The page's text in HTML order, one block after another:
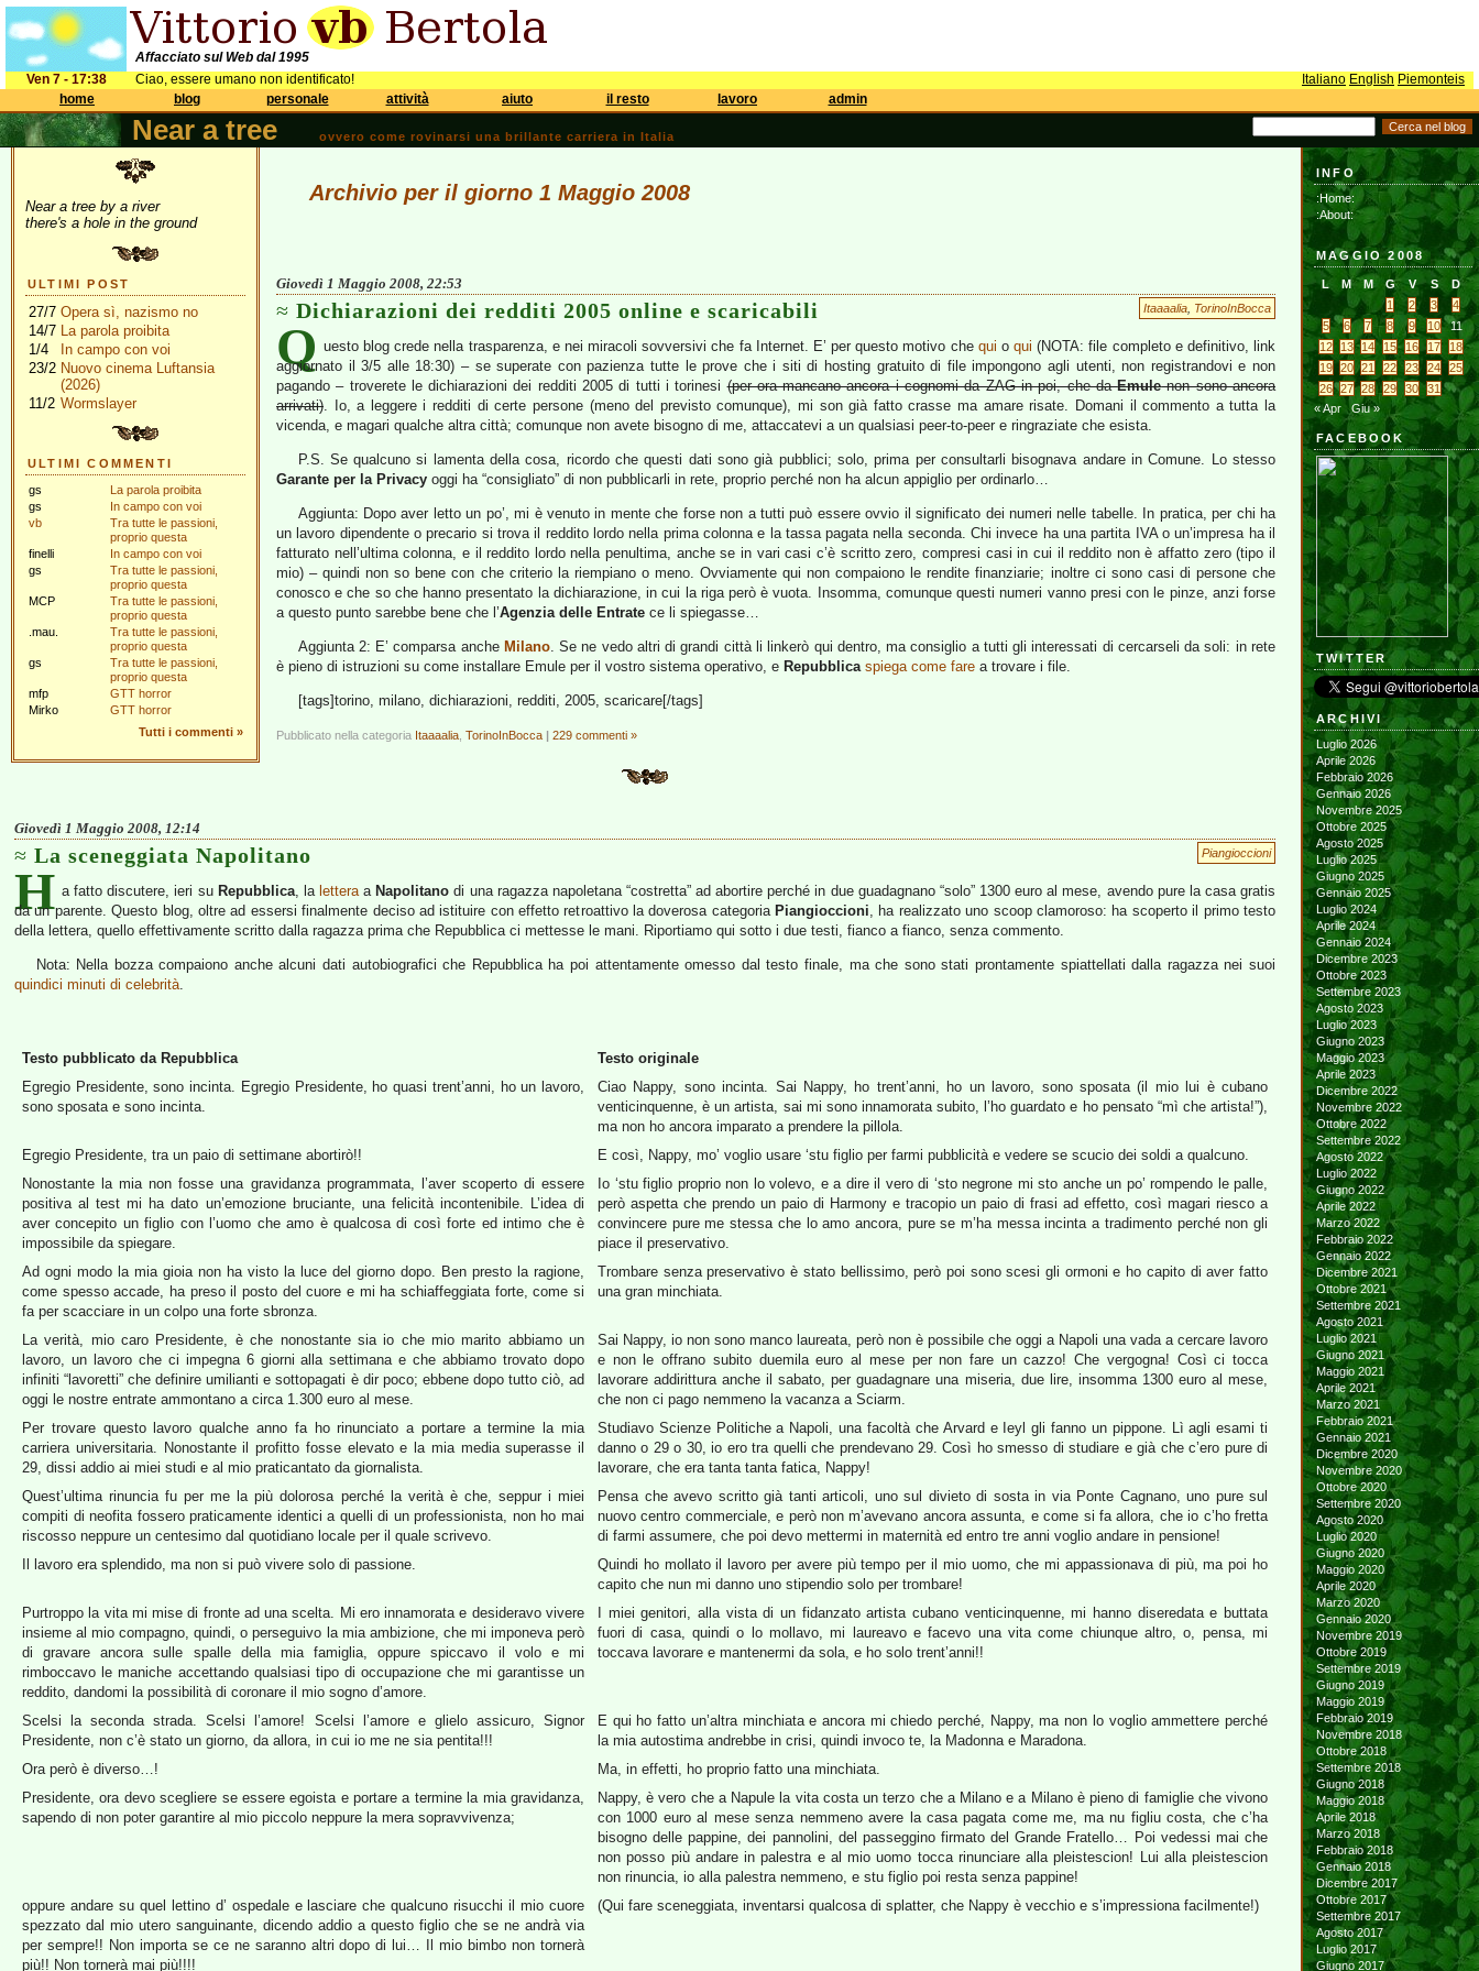
Affacciato sul Web dal 1995
Ven 7 - 17:38
Ciao, essere umano non identificato! Italiano English Piemonteis
home
blog personale attività aiuto il resto lavoro admin
Near a tree ovvero come rovinarsi una brillante carriera in Italia
Near a tree by a river
there's a hole in the ground
ULTIMI POST
27/7 Opera sì, nazismo no
14/7 La parola proibita
1/4
In campo con voi
23/2 Nuovo cinema Luftansia
(2026)
11/2 Wormslayer
ULTIMI COMMENTI
gs
La parola proibita
gs
In campo con voi
vb
Tra tutte le passioni,
proprio questa
finelli
In campo con voi
gs
Tra tutte le passioni,
proprio questa
MCP
Tra tutte le passioni,
proprio questa
.mau.
Tra tutte le passioni,
proprio questa
gs
Tra tutte le passioni,
proprio questa
mfp
GTT horror
Mirko
GTT horror
Tutti i commenti »
Archivio per il giorno 1 Maggio 2008
Giovedì 1 Maggio 2008, 22:53
Itaaaalia TorinoInBocca
Dichiarazioni dei redditi 2005 online e scaricabili
Q uesto blog crede nella trasparenza, e nei miracoli sovversivi che fa Internet. E’ per questo motivo che qui oqui (NOTA: file completo e definitivo, link
aggiornato il 3/5 alle 18:30) – se superate con pazienza tutte le prove che i siti di hosting gratuito di file impongono agli utenti, non registrandovi e non
pagando – troverete le dichiarazioni dei redditi 2005 di tutti i torinesi(per ora mancano ancora i cognomi da ZAG in poi, che daEmulenon sono ancora
arrivati). Io, a leggere i redditi di certe persone (meno del previsto comunque), mi son già fatto crasse ma amare risate. Domani il commento a tutta la
vicenda, e magari qualche altra città; comunque non avete bisogno di me, attaccatevi a un qualsiasi peer-to-peer e ringraziate che esista.
P.S. Se qualcuno si lamenta della cosa, ricordo che questi dati sono già pubblici; solo, prima per consultarli bisognava andare in Comune. Lo stesso
Garante per la Privacy oggi ha “consigliato” di non pubblicarli in rete, proprio perché non ha alcun appiglio per ordinarlo…
Aggiunta: Dopo aver letto un po’, mi è venuto in mente che forse non a tutti può essere ovvio il significato dei numeri nelle tabelle. In pratica, per chi ha
un lavoro dipendente o precario si trova il reddito lordo nella prima colonna e la tassa pagata nella seconda. Chi invece ha una partita IVA o un’impresa ha il
fatturato nell’ultima colonna, e il reddito lordo nella penultima, anche se in vari casi c’è scritto zero, compresi casi in cui il reddito non è affatto zero (tipo il
mio) – quindi non so bene con che criterio la riempiano o meno. Ovviamente qui non compaiono le rendite finanziarie; inoltre ci sono casi di persone che
conosco e che so che hanno presentato la dichiarazione, in cui la riga però è vuota. Insomma, comunque questi numeri vanno presi con le pinze, anzi forse
a questo punto sarebbe bene che l’Agenzia delle Entrate ce li spiegasse…
Aggiunta 2: E’ comparsa anche Milano. Se ne vedo altri di grandi città li linkerò qui dentro, ma consiglio a tutti gli interessati di cercarseli da soli: in rete
è pieno di istruzioni su come installare Emule per il vostro sistema operativo, e Repubblica spiega come fare a trovare i file.
[tags]torino, milano, dichiarazioni, redditi, 2005, scaricare[/tags]
Pubblicato nella categoria Itaaaalia TorinoInBocca | 229 commenti »
Giovedì 1 Maggio 2008, 12:14
Piangioccioni
La sceneggiata Napolitano
H a fatto discutere, ieri su Repubblica, la letteraa Napolitano di una ragazza napoletana “costretta” ad abortire perché in due guadagnano “solo” 1300 euro al mese, avendo pure la casa gratis
da un parente. Questo blog, oltre ad essersi finalmente deciso ad istituire con effetto retroattivo la doverosa categoria Piangioccioni, ha realizzato uno scoop clamoroso: ha scoperto il primo testo
della lettera, quello effettivamente scritto dalla ragazza prima che Repubblica ci mettesse le mani. Riportiamo qui sotto i due testi, fianco a fianco, senza commento.
Nota: Nella bozza compaiono anche alcuni dati autobiografici che Repubblica ha poi attentamente omesso dal testo finale, ma che sono stati prontamente spiattellati dalla ragazza nei suoi
quindici minuti di celebrità.
Testo pubblicato da Repubblica
Testo originale
Egregio Presidente, sono incinta. Egregio Presidente, ho quasi trent’anni, ho un lavoro,
sono sposata e sono incinta.
Ciao Nappy, sono incinta. Sai Nappy, ho trent’anni, ho un lavoro, sono sposata (il mio lui è cubano
venticinquenne, è un artista, sai mi sono innamorata subito, l’ho guardato e ho pensato “mì che artista!”),
ma non ho ancora imparato a prendere la pillola.
Egregio Presidente, tra un paio di settimane abortirò!!
E così, Nappy, mo’ voglio usare ‘stu figlio per farmi pubblicità e vedere se scucio dei soldi a qualcuno.
Nonostante la mia non fosse una gravidanza programmata, l’aver scoperto di essere
positiva al test mi ha dato un’emozione bruciante, una felicità incontenibile. L’idea di
aver concepito un figlio con l’uomo che amo è qualcosa di così forte ed intimo che è
impossibile da spiegare.
Io ‘stu figlio proprio non lo volevo, e a dire il vero di ‘sto negrone mi sto anche un po’ rompendo le palle,
però aspetta che prendo un paio di Harmony e tracopio un paio di frasi ad effetto, così magari riesco a
convincere pure me stessa che lo amo ancora, pure se m’ha messa incinta a tradimento perché non gli
piace il preservativo.
Ad ogni modo la mia gioia non ha visto la luce del giorno dopo. Ben presto la ragione,
come spesso accade, ha preso il posto del cuore e mi ha schiaffeggiata forte, come si
fa per scacciare in un colpo una forte sbronza.
Trombare senza preservativo è stato bellissimo, però poi sono scesi gli ormoni e ho capito di aver fatto
una gran minchiata.
La verità, mio caro Presidente, è che nonostante sia io che mio marito abbiamo un
lavoro, un lavoro che ci impegna 6 giorni alla settimana e che abbiamo trovato dopo
infiniti “lavoretti” che definire umilianti e sottopagati è dir poco; ebbene dopo tutto ciò, ad
oggi le nostre entrate ammontano a circa 1.300 euro al mese.
Sai Nappy, io non sono manco laureata, però non è possibile che oggi a Napoli una vada a cercare lavoro
e non le offrano subito duemila euro al mese per non fare un cazzo! Che vergogna! Così ci tocca
lavorare addirittura anche il sabato, per guadagnare una miseria, due lire, insomma 1300 euro al mese,
che non ci pago nemmeno la vacanza a Sciarm.
Per trovare questo lavoro qualche anno fa ho rinunciato a portare a termine la mia
carriera universitaria. Nonostante il profitto fosse elevato e la mia media superasse il
29, dissi addio ai miei studi e al mio praticantato da giornalista.
Studiavo Scienze Politiche a Napoli, una facoltà che Arvard e Ieyl gli fanno un pippone. Lì agli esami ti
danno o 29 o 30, io ero tra quelli che prendevano 29. Così ho smesso di studiare e già che c’ero pure di
lavorare, che era tanta tanta fatica, Nappy!
Quest’ultima rinuncia fu per me la più dolorosa perché la verità è che, seppur i miei
compiti di neofita fossero praticamente identici a quelli di un professionista, non ho mai
riscosso neppure un centesimo dal quotidiano locale per il quale scrivevo.
Pensa che avevo scritto già tanti articoli, uno sul divieto di sosta in via Ponte Cagnano, uno pure sul
nuovo centro commerciale, e però non m’avevano ancora assunta, e come si fa allora, che io c’ho fretta
di farmi assumere, che poi devo mettermi in maternità ed entro tre anni voglio andare in pensione!
Il lavoro era splendido, ma non si può vivere solo di passione.
Quindi ho mollato il lavoro per avere più tempo per il mio uomo, che mi appassionava di più, ma poi ho
capito che nun mi danno uno stipendio solo per trombare!
Purtroppo la vita mi mise di fronte ad una scelta. Mi ero innamorata e desideravo vivere
insieme al mio compagno, quindi, o perseguivo la mia ambizione, che mi imponeva però
di gravare ancora sulle spalle della mia famiglia, oppure spiccavo il volo e mi
rimboccavo le maniche accettando qualsiasi tipo di occupazione che mi garantisse un
reddito, dandomi la possibilità di coronare il mio sogno d’amore.
I miei genitori, alla vista di un fidanzato artista cubano venticinquenne, mi hanno diseredata e buttata
fuori di casa, quindi o lo mollavo, mi laureavo e facevo una vita come chiunque altro, o, pensa, mi
toccava lavorare e mantenermi da sola, e ho solo trent’anni!!
Scelsi la seconda strada. Scelsi l’amore! Scelsi l’amore e glielo assicuro, Signor
Presidente, non c’è stato un giorno, da allora, in cui io me ne sia pentita!!!
E qui ho fatto un’altra minchiata e ancora mi chiedo perché, Nappy, ma non lo voglio ammettere perché
la mia autostima andrebbe in crisi, quindi invoco te, la Madonna e Maradona.
Ora però è diverso…!
Ma, in effetti, ho proprio fatto una minchiata.
Presidente, ora devo scegliere se essere egoista e portare a termine la mia gravidanza,
sapendo di non poter garantire al mio piccolo neppure la mera sopravvivenza;
Nappy, è vero che a Napule la vita costa un terzo che a Milano e a Milano è pieno di famiglie che vivono
con 1000 euro al mese senza nemmeno avere la casa pagata come me, ma nu figliu costa, che c’ha
bisogno delle pappine, dei pannolini, del passeggino firmato del Grande Fratello… Poi vedessi mai che
non posso più andare in palestra e al mio uomo tocca rinunciare alla pleistescion! Lui alla pleistescion
non rinuncia, io alla palestra nemmeno, e stu figlio poi resta senza pappine!
oppure andare su quel lettino d’ ospedale e lasciare che qualcuno risucchi il mio cuore
spezzato dal mio utero sanguinante, dicendo addio a questo figlio che se ne andrà via
per sempre!! Non importa se ce ne saranno altri dopo di lui… Il mio bimbo non tornerà
più!! Non tornerà mai più!!!!
(Qui fare sceneggiata, inventarsi qualcosa di splatter, che Nappy è vecchio e s’impressiona facilmente!)
INFO
:Home:
:About:
MAGGIO 2008
L M M G V S
D
1
2 3
4
5
6 7 8 9 10
11
12
13 14 15 16 17
18
19
20 21 22 23 24
25
26
27 28 29 30
31
« Apr
Giu »
FACEBOOK
TWITTER
ARCHIVI
Luglio 2026
Aprile 2026
Febbraio 2026
Gennaio 2026
Novembre 2025
Ottobre 2025
Agosto 2025
Luglio 2025
Giugno 2025
Gennaio 2025
Luglio 2024
Aprile 2024
Gennaio 2024
Dicembre 2023
Ottobre 2023
Settembre 2023
Agosto 2023
Luglio 2023
Giugno 2023
Maggio 2023
Aprile 2023
Dicembre 2022
Novembre 2022
Ottobre 2022
Settembre 2022
Agosto 2022
Luglio 2022
Giugno 2022
Aprile 2022
Marzo 2022
Febbraio 2022
Gennaio 2022
Dicembre 2021
Ottobre 2021
Settembre 2021
Agosto 2021
Luglio 2021
Giugno 2021
Maggio 2021
Aprile 2021
Marzo 2021
Febbraio 2021
Gennaio 2021
Dicembre 2020
Novembre 2020
Ottobre 2020
Settembre 2020
Agosto 2020
Luglio 2020
Giugno 2020
Maggio 2020
Aprile 2020
Marzo 2020
Gennaio 2020
Novembre 2019
Ottobre 2019
Settembre 2019
Giugno 2019
Maggio 2019
Febbraio 2019
Novembre 2018
Ottobre 2018
Settembre 2018
Giugno 2018
Maggio 2018
Aprile 2018
Marzo 2018
Febbraio 2018
Gennaio 2018
Dicembre 2017
Ottobre 2017
Settembre 2017
Agosto 2017
Luglio 2017
Giugno 2017